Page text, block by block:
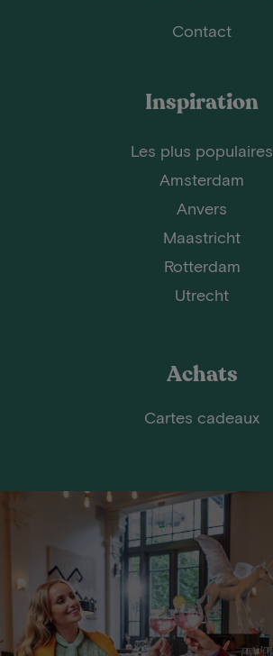
Contact
Inspiration
Les plus populaires
Amsterdam
Anvers
Maastricht
Rotterdam
Utrecht
Achats
Cartes cadeaux